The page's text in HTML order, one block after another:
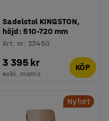
Sadelstol KINGSTON,
höjd: 510-720 mm
Art. nr: 23450
3 395 kr
exkl. moms
KÖP
Nyhet